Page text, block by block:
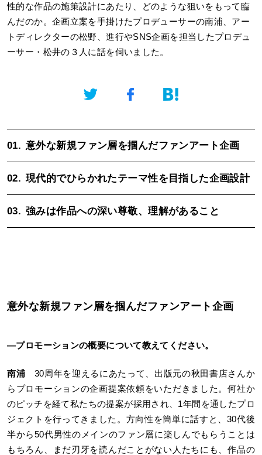
性的な作品の施策設計にあたり、どのような狙いをもって臨
んだのか。企画立案を手掛けたプロデューサーの南浦、アー
トディレクターの松野、進行やSNS企画を担当したプロデュ
ーサー・松井の３人に話を伺いました。
01. 意外な新規ファン層を掴んだファンアート企画
02. 現代的でひらかれたテーマ性を目指した企画設計
03. 強みは作品への深い尊敬、理解があること
意外な新規ファン層を掴んだファンアート企画
―プロモーションの概要について教えてください。
南浦 30周年を迎えるにあたって、出版元の秋田書店さんか
らプロモーションの企画提案依頼をいただきました。何社か
のピッチを経て私たちの提案が採用され、1年間を通したプロ
ジェクトを行ってきました。方向性を簡単に話すと、30代後
半から50代男性のメインのファン層に楽しんでもらうことは
もちろん、まだ刃牙を読んだことがない人たちにも、作品の